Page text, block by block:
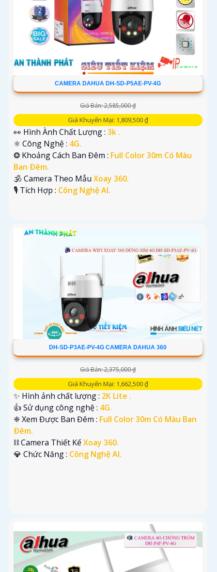
CAMERA DAHUA DH-SD-P5AE-PV-4G
Giá Bán: 2,585,000 ₫
Giá Khuyến Mại: 1,809,500 ₫
👀 Hình Ành Chất Lượng : 3k .
⚛️ Công Nghệ : 4G.
❂ Khoảng Cách Ban Đêm : Full Color 30m Có Màu
Ban Ðêm.
🕉️ Camera Theo Mẫu Xoay 360.
️🎙 Tích Hợp : Công Nghệ AI.
DH-SD-P3AE-PV-4G CAMERA DAHUA 360
Giá Bán: 2,375,000 ₫
Giá Khuyến Mại: 1,662,500 ₫
✨ Hình ảnh chất lượng : 2K Lite .
👍 Sử dụng công nghệ : 4G.
❈ Xem Được Ban Đêm : Full Color 30m Có Màu Ban
Ðêm.
⛓ Camera Thiết KếXoay 360.
️💎 Chức Năng : Công Nghệ AI.